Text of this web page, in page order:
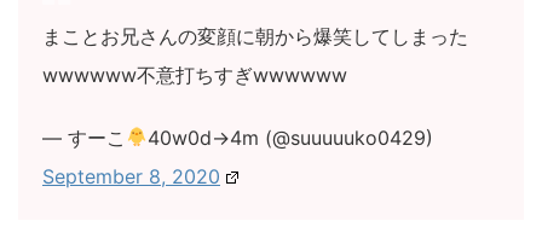
まことお兄さんの変顔に朝から爆笑してしまった
wwwwww不意打ちすぎwwwwww
— すーこ
40w0d→4m (@suuuuuko0429)
September 8, 2020